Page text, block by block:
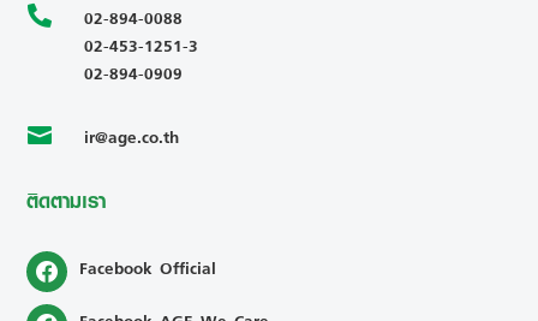

02-894-0088
02-453-1251-3
02-894-0909
 ir@age.co.th
ติดตามเรา
Facebook Official